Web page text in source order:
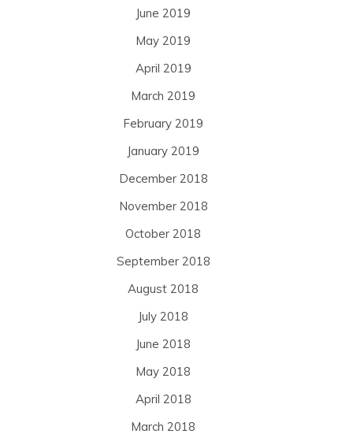
June 2019
May 2019
April 2019
March 2019
February 2019
January 2019
December 2018
November 2018
October 2018
September 2018
August 2018
July 2018
June 2018
May 2018
April 2018
March 2018